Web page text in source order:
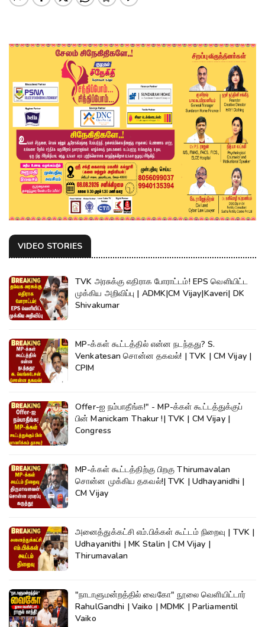
VIDEO STORIES
TVK அரசுக்கு எதிராக போராட்டம்! EPS வெளியிட்ட
முக்கிய அறிவிப்பு | ADMK|CM Vijay|Kaveri| DK
Shivakumar
MP-க்கள் கூட்டத்தில் என்ன நடந்தது? S.
Venkatesan சொன்ன தகவல்! | TVK | CM Vijay |
CPIM
Offer-ஐ நம்பாதீங்க!" - MP-க்கள் கூட்டத்துக்குப்
பின் Manickam Thakur !| TVK | CM Vijay |
Congress
MP-க்கள் கூட்டத்திற்கு பிறகு Thirumavalan
சொன்ன முக்கிய தகவல்!| TVK | Udhayanidhi |
CM Vijay
அனைத்துக்கட்சி எம்.பிக்கள் கூட்டம் நிறைவு | TVK |
Udhayanithi | MK Stalin | CM Vijay |
Thirumavalan
"நாடாளுமன்றத்தில் வைகோ" நூலை வெளியிட்டார்
RahulGandhi | Vaiko | MDMK | Parliamentil
Vaiko